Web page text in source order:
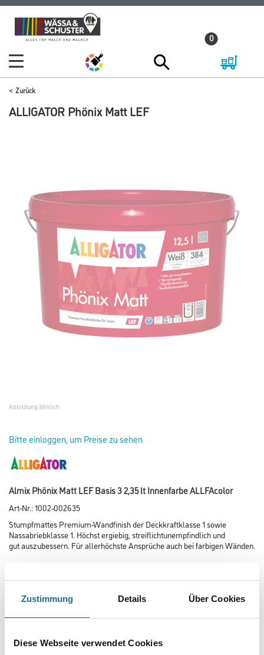
Zustimmung Details Über Cookies
Diese Webseite verwendet Cookies
Zum
Inhalt
Zum
Navigationsmenü
0
Zurück
ALLIGATOR Phönix Matt LEF
Abbildung ähnlich
Bitte einloggen, um Preise zu sehen
Almix Phönix Matt LEF Basis 3 2,35 lt Innenfarbe ALLFAcolor
Art-Nr.:1002-002635
Stumpfmattes Premium-Wandfinish der Deckkraftklasse 1 sowie
Nassabriebklasse 1. Höchst ergiebig, streiflichtunempfindlich und
gut auszubessern. Für allerhöchste Ansprüche auch bei farbigen Wänden.
Glanzgrad